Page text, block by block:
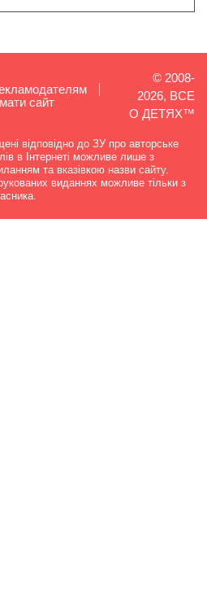
сайт
© 2008-
2026, ВСЕ
О ДЕТЯХ™
відповідно до ЗУ про авторське
в Інтернеті можливе лише з
та вказівкою назви сайту.
виданнях можливе тільки з